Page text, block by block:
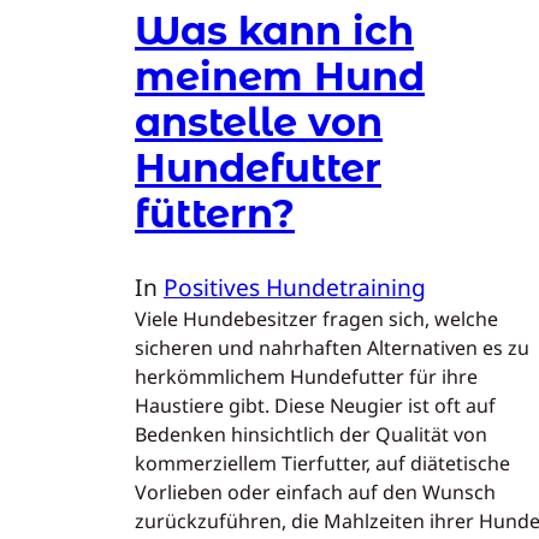
Was kann ich
meinem Hund
anstelle von
Hundefutter
füttern?
In Positives Hundetraining
Viele Hundebesitzer fragen sich, welche
sicheren und nahrhaften Alternativen es zu
herkömmlichem Hundefutter für ihre
Haustiere gibt. Diese Neugier ist oft auf
Bedenken hinsichtlich der Qualität von
kommerziellem Tierfutter, auf diätetische
Vorlieben oder einfach auf den Wunsch
zurückzuführen, die Mahlzeiten ihrer Hunde